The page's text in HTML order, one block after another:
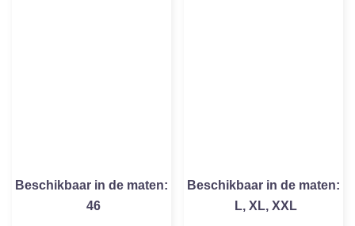
Beschikbaar in de maten:
46
Beschikbaar in de maten:
L, XL, XXL